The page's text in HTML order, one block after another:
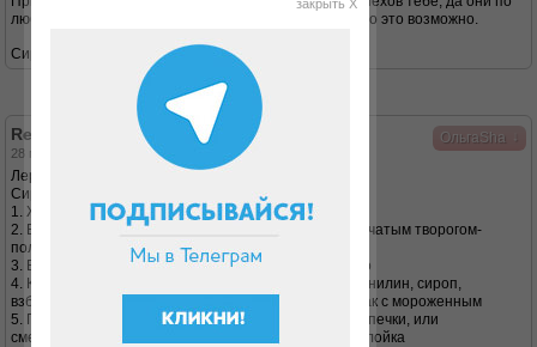
любому будут так как ты знаешь что тебе нужно,и что это возможно.
Сиропов для чего так много берешь?
ОльгаSha
Re: Дневник Лентяйки
28 май 2018, 15:33
Лера, привет!
Сироп льётся в
1. Жидкий творожок, получается фруктовый йогурт
2. В «твороженники» - молоко с желатином и крупинчатым творогом-
получается Классный десерт
3. Вкус бейлис и ваниль льётся в кофе - очень вкусно
4. Коктейль - мягкий творожок, молоко или кефир, ванилин, сироп,
взбивается блендером - отличный коктейль почти как с мороженным
5. Пропитываются остывшие коржи дюкановской выпечки, или
смешивается сироп с творожком и получается прослойка
закрыть X